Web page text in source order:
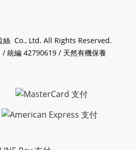
Co., Ltd. All Rights Reserved.
/ 統編 42790619 / 天然有機保養